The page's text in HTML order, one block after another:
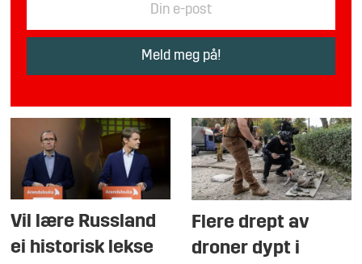
Vil lære Russland
ei historisk lekse
Flere drept av
droner dypt i